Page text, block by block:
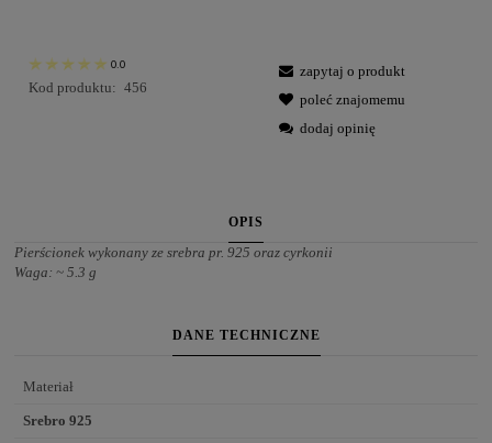
0.0
Kod produktu: 456
zapytaj o produkt
poleć znajomemu
dodaj opinię
OPIS
Pierścionek wykonany ze srebra pr. 925 oraz cyrkonii
Waga: ~ 5.3 g
DANE TECHNICZNE
Materiał
Srebro 925